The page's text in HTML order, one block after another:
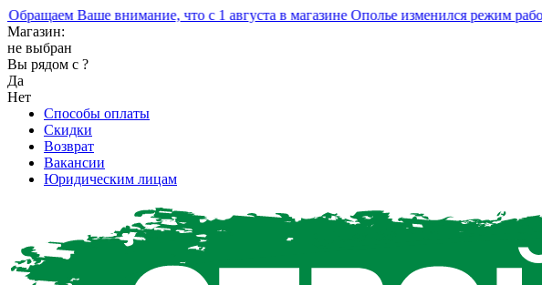
Ваше внимание, что с 1 августа в магазине Ополье изменился режим работы.
Магазин:
не выбран
Вы рядом с ?
Да
Нет
Способы оплаты
Скидки
Возврат
Вакансии
Юридическим лицам